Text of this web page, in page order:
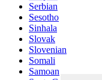
Serbian
Sesotho
Sinhala
Slovak
Slovenian
Somali
Samoan